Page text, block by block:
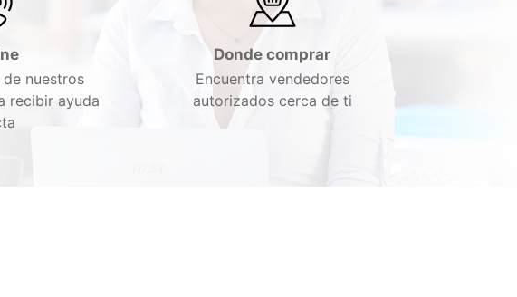
nuestros
recibir ayuda
Donde comprar
Encuentra vendedores
autorizados cerca de ti